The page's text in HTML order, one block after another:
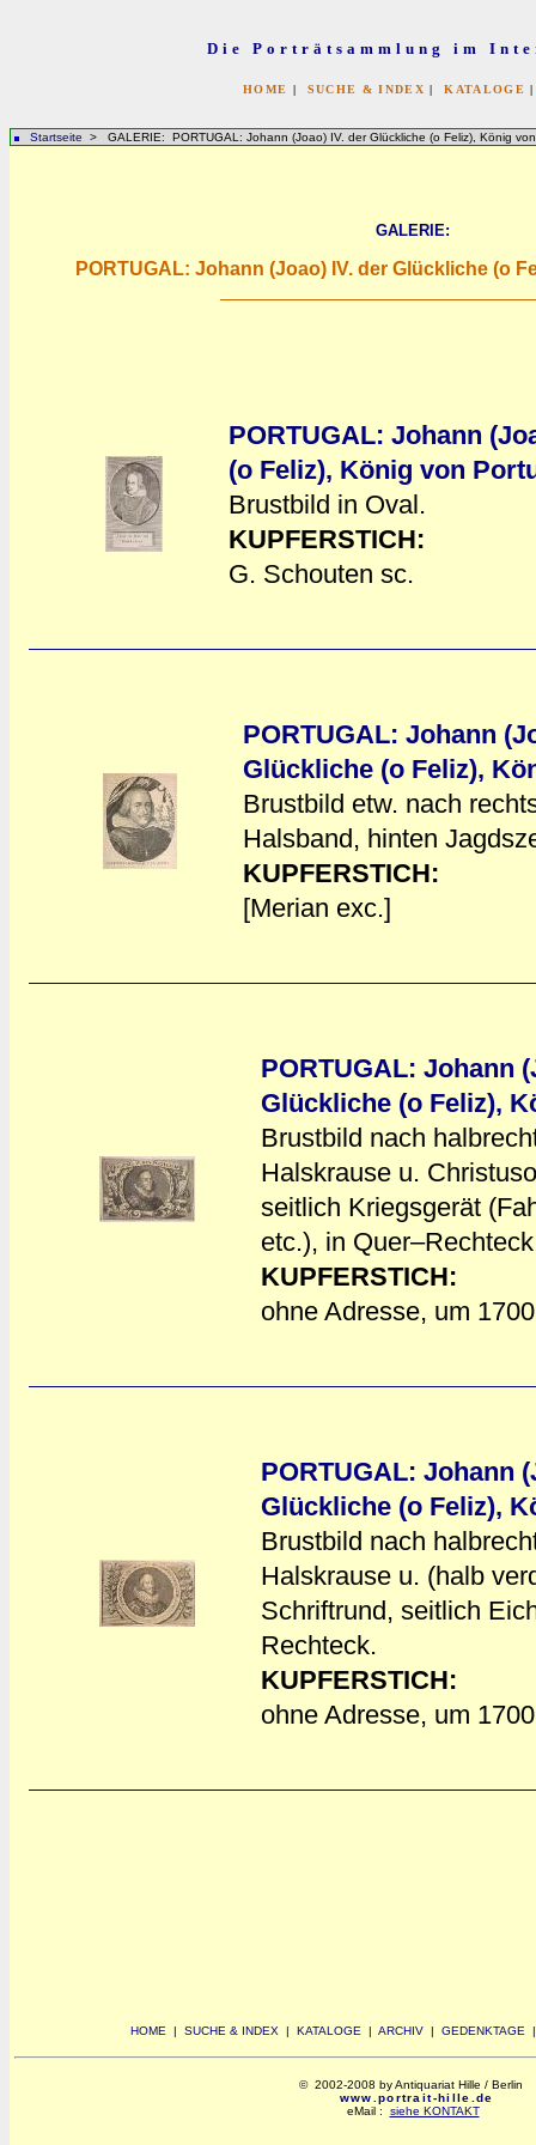
Die Porträtsammlung im
HOME | SUCHE & INDEX |KATALOGE
Startseite > GALERIE: PORTUGAL: Johann (Joao) IV. der Glückliche (o Feliz), König
GALERIE:
PORTUGAL: Johann (Joao) IV. der Glückliche (o
PORTUGAL: Johann
(o Feliz), König von
Brustbild in Oval.
KUPFERSTICH:
G. Schouten sc.
PORTUGAL: Johann
Glückliche (o Feliz),
Brustbild etw. nach
Halsband, hinten
KUPFERSTICH:
[Merian exc.]
PORTUGAL: Johann
Glückliche (o Feliz),
Brustbild nach
Halskrause u.
seitlich Kriegsgerät
etc.), in
KUPFERSTICH:
ohne Adresse, um
PORTUGAL: Johann
Glückliche (o Feliz),
Brustbild nach
Halskrause u. (halb
Schriftrund, seitlich
Rechteck.
KUPFERSTICH:
ohne Adresse, um
HOME | SUCHE & INDEX | KATALOGE | ARCHIV | GEDENKTAGE
© 2002-2008 by Antiquariat Hille / Berlin
www.portrait-hille.de
eMail : siehe KONTAKT